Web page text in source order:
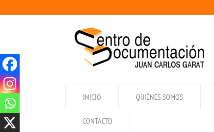
INICIO QUIÉNES SOMOS
CONTACTO